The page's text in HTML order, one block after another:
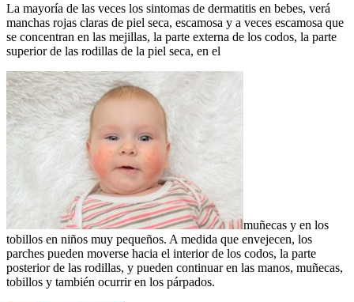
La mayoría de las veces los sintomas de dermatitis en bebes, verá
manchas rojas claras de piel seca, escamosa y a veces escamosa que
se concentran en las mejillas, la parte externa de los codos, la parte
superior de las rodillas de la piel seca, en el
muñecas y en los
tobillos en niños muy pequeños. A medida que envejecen, los
parches pueden moverse hacia el interior de los codos, la parte
posterior de las rodillas, y pueden continuar en las manos, muñecas,
tobillos y también ocurrir en los párpados.